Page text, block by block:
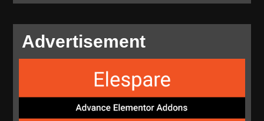
Advertisement